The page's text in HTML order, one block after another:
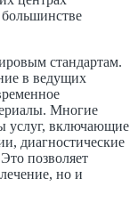
большинстве
стандартам.
в ведущих
Многие
услуг, включающие
диагностические
позволяет
но и